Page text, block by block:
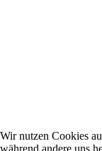
Wir nutzen Cookies
während andere uns